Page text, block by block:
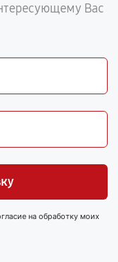
Вас
на обработку моих